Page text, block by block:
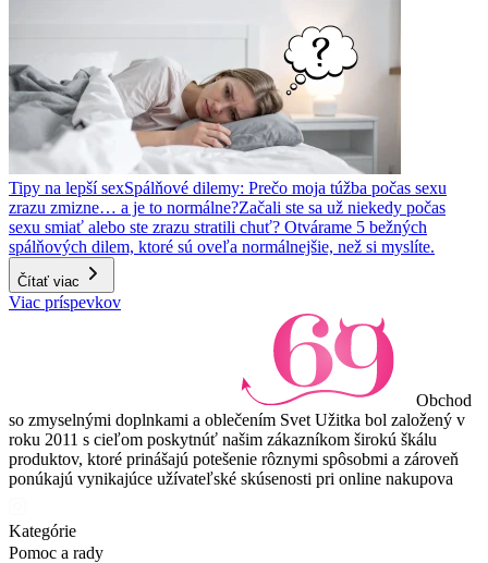
Tipy na lepší sexSpálňové dilemy: Prečo moja túžba počas sexu
zrazu zmizne… a je to normálne?Začali ste sa už niekedy počas
sexu smiať alebo ste zrazu stratili chuť? Otvárame 5 bežných
spálňových dilem, ktoré sú oveľa normálnejšie, než si myslíte.
Čítať viac
Viac príspevkov
Obchod
so zmyselnými doplnkami a oblečením Svet Užitka bol založený v
roku 2011 s cieľom poskytnúť našim zákazníkom širokú škálu
produktov, ktoré prinášajú potešenie rôznymi spôsobmi a zároveň
ponúkajú vynikajúce užívateľské skúsenosti pri online nakupova
Kategórie
Pomoc a rady